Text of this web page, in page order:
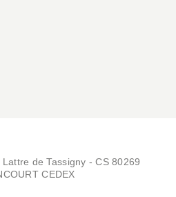
de Tassigny - CS 80269
CEDEX